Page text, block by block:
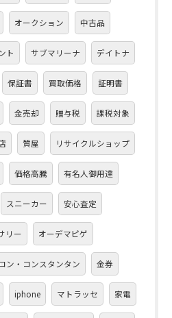
オークション 中古品
ト サブマリーナ デイトナ
保証書 買取価格 証明書
金売却 贈与税 課税対象
質屋 リサイクルショップ
価格高騰 有名人御用達
スニーカー 安心査定
リー オーデマピゲ
ン・コンスタンタン 金券
iphone マトラッセ 家電